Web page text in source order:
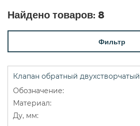
Найдено товаров: 8
Фильтр
Клапан обратный двухстворчатый